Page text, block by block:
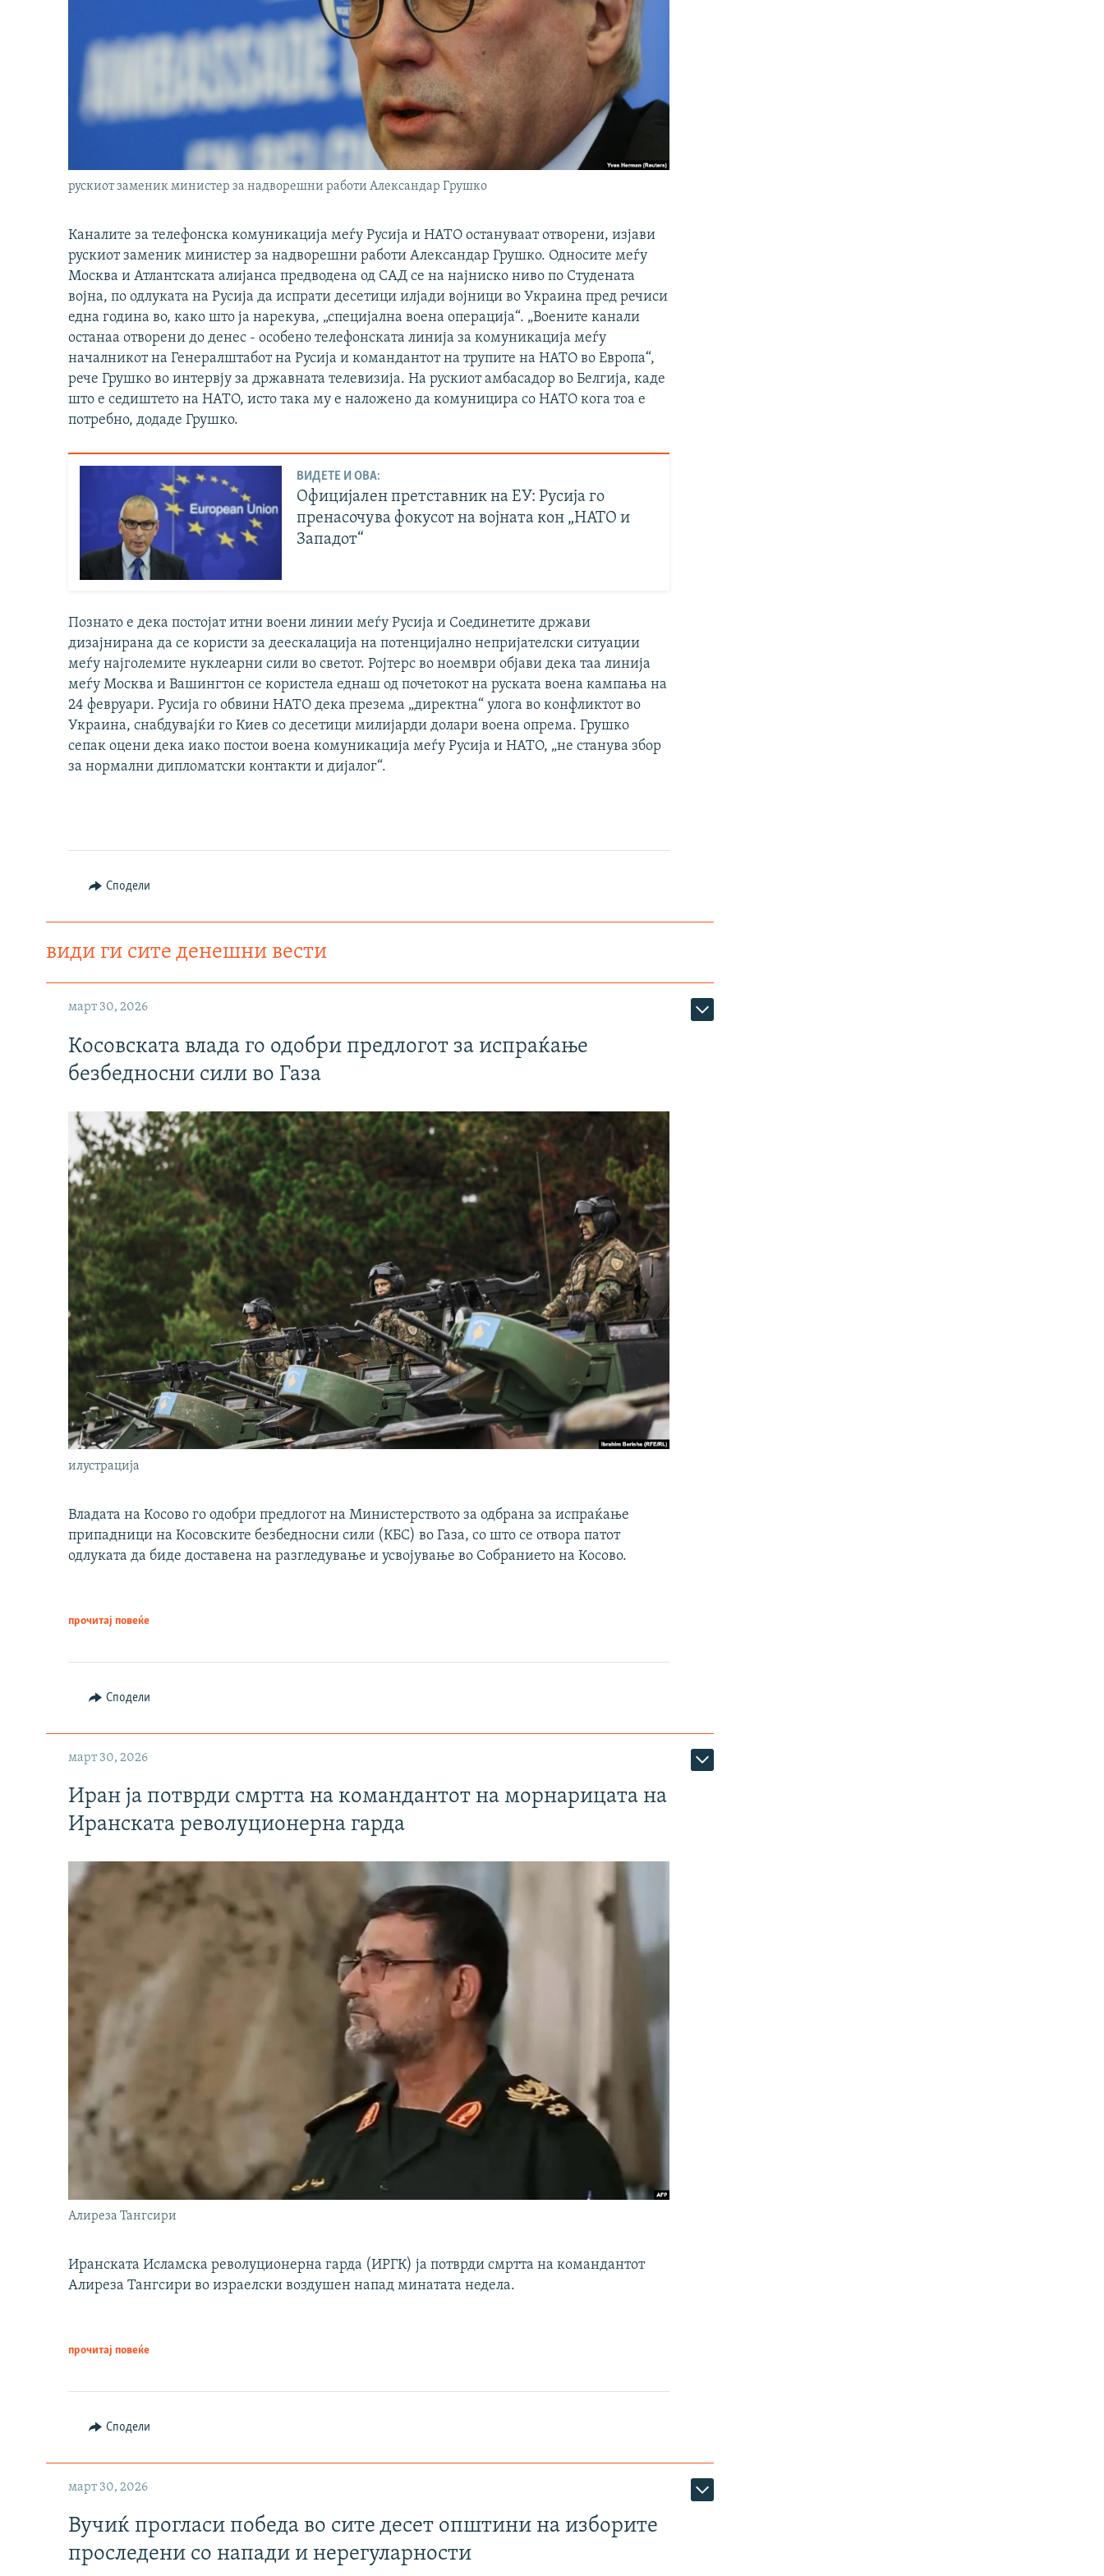
рускиот заменик министер за надворешни работи Александар Грушко
Каналите за телефонска комуникација меѓу Русија и НАТО остануваат отворени, изјави
рускиот заменик министер за надворешни работи Александар Грушко. Односите меѓу
Москва и Атлантската алијанса предводена од САД се на најниско ниво по Студената
војна, по одлуката на Русија да испрати десетици илјади војници во Украина пред речиси
една година во, како што ја нарекува, „специјална воена операција“. „Воените канали
останаа отворени до денес - особено телефонската линија за комуникација меѓу
началникот на Генералштабот на Русија и командантот на трупите на НАТО во Европа“,
рече Грушко во интервју за државната телевизија. На рускиот амбасадор во Белгија, каде
што е седиштето на НАТО, исто така му е наложено да комуницира со НАТО кога тоа е
потребно, додаде Грушко.
ВИДЕТЕ И ОВА:
Официјален претставник на ЕУ: Русија го
пренасочува фокусот на војната кон „НАТО и
Западот“
Познато е дека постојат итни воени линии меѓу Русија и Соединетите држави
дизајнирана да се користи за деескалација на потенцијално непријателски ситуации
меѓу најголемите нуклеарни сили во светот. Ројтерс во ноември објави дека таа линија
меѓу Москва и Вашингтон се користела еднаш од почетокот на руската воена кампања на
24 февруари. Русија го обвини НАТО дека презема „директна“ улога во конфликтот во
Украина, снабдувајќи го Киев со десетици милијарди долари воена опрема. Грушко
сепак оцени дека иако постои воена комуникација меѓу Русија и НАТО, „не станува збор
за нормални дипломатски контакти и дијалог“.
Сподели
види ги сите денешни вести
март 30, 2026
Косовската влада го одобри предлогот за испраќање
безбедносни сили во Газа
илустрација
Владата на Косово го одобри предлогот на Министерството за одбрана за испраќање
припадници на Косовските безбедносни сили (КБС) во Газа, со што се отвора патот
одлуката да биде доставена на разгледување и усвојување во Собранието на Косово.
прочитај повеќе
Сподели
март 30, 2026
Иран ја потврди смртта на командантот на морнарицата на
Иранската револуционерна гарда
Алиреза Тангсири
Иранската Исламска револуционерна гарда (ИРГК) ја потврди смртта на командантот
Алиреза Тангсири во израелски воздушен напад минатата недела.
прочитај повеќе
Сподели
март 30, 2026
Вучиќ прогласи победа во сите десет општини на изборите
проследени со напади и нерегуларности